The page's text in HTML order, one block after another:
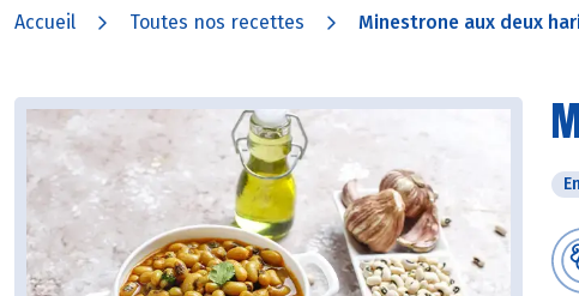
Accueil Toutes nos recettes Minestrone aux deux